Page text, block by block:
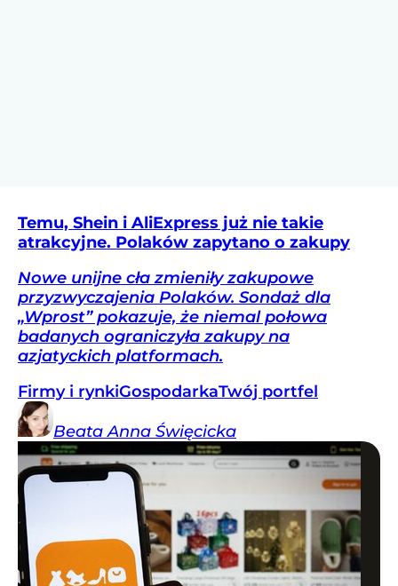
Temu, Shein i AliExpress już nie takie
atrakcyjne. Polaków zapytano o zakupy
Nowe unijne cła zmieniły zakupowe
przyzwyczajenia Polaków. Sondaż dla
„Wprost” pokazuje, że niemal połowa
badanych ograniczyła zakupy na
azjatyckich platformach.
Firmy i rynkiGospodarkaTwój portfel
Beata Anna Święcicka